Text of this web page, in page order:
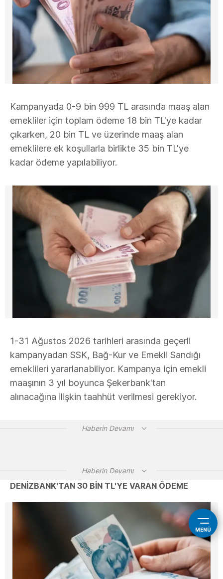
MENÜ
Kampanyada 0-9 bin 999 TL arasında maaş alan
emekliler için toplam ödeme 18 bin TL'ye kadar
çıkarken, 20 bin TL ve üzerinde maaş alan
emeklilere ek koşullarla birlikte 35 bin TL'ye
kadar ödeme yapılabiliyor.
1-31 Ağustos 2026 tarihleri arasında geçerli
kampanyadan SSK, Bağ-Kur ve Emekli Sandığı
emeklileri yararlanabiliyor. Kampanya için emekli
maaşının 3 yıl boyunca Şekerbank'tan
alınacağına ilişkin taahhüt verilmesi gerekiyor.
Haberin Devamı
Haberin Devamı
DENİZBANK'TAN 30 BİN TL'YE VARAN ÖDEME